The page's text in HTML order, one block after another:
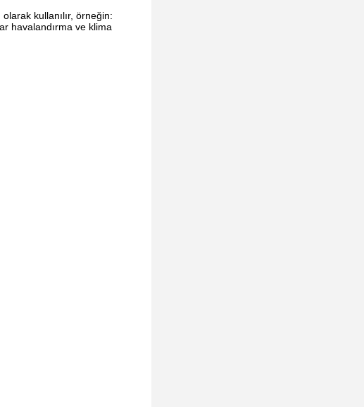
kullanılır, örneğin:
havalandırma ve klima